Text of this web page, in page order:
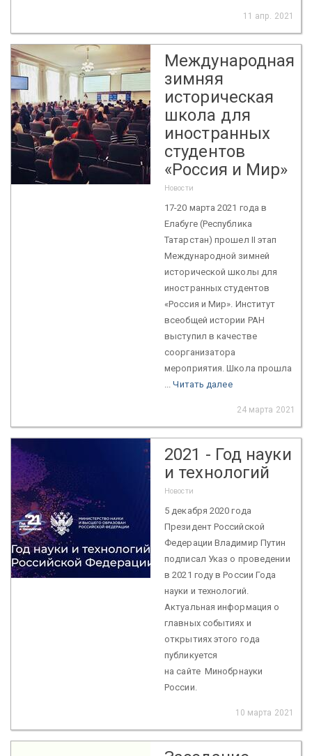
11 апр. 2021
Международная
зимняя
историческая
школа для
иностранных
студентов
«Россия и Мир»
Новости
17-20 марта 2021 года в
Елабуге (Республика
Татарстан) прошел II этап
Международной зимней
исторической школы для
иностранных студентов
«Россия и Мир». Институт
всеобщей истории РАН
выступил в качестве
соорганизатора
мероприятия. Школа прошла
...Читать далее
24 марта 2021
2021 - Год науки
и технологий
Новости
5 декабря 2020 года
Президент Российской
Федерации Владимир Путин
подписал Указ о проведении
в 2021 году в России Года
науки и технологий.
Актуальная информация о
главных событиях и
открытиях этого года
публикуется
на сайте Минобрнауки
России.
10 марта 2021